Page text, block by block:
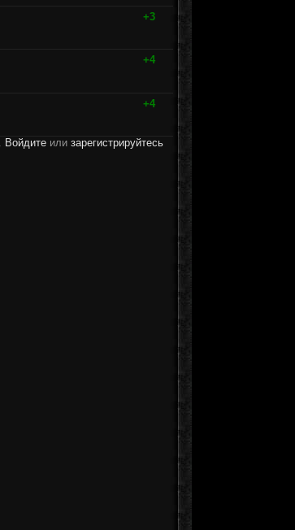
+3
+4
+4
Войдите или зарегистрируйтесь